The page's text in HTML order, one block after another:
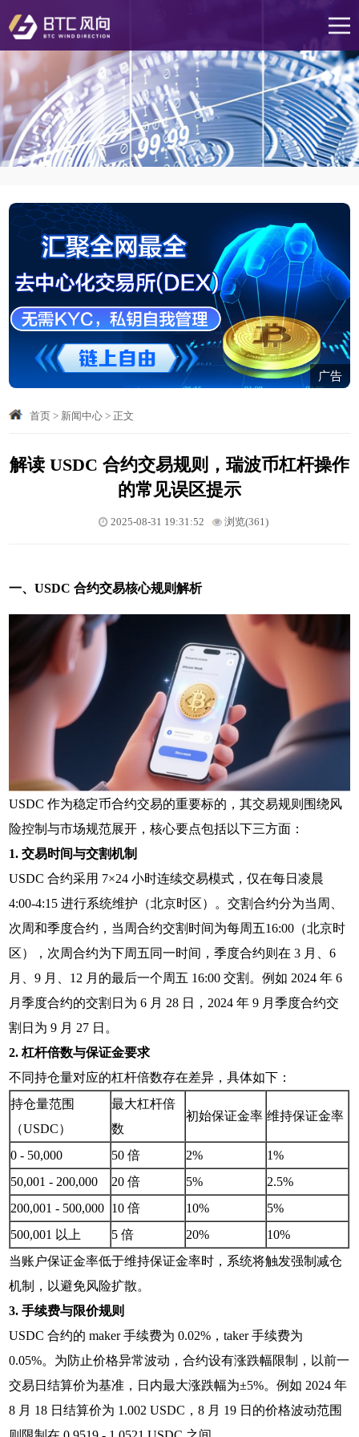
广告
首页> 新闻中心> 正文
解读 USDC 合约交易规则，瑞波币杠杆操作
的常见误区提示
2025-08-31 19:31:52 浏览(361)
一、USDC 合约交易核心规则解析
USDC 作为稳定币合约交易的重要标的，其交易规则围绕风
险控制与市场规范展开，核心要点包括以下三方面：
1. 交易时间与交割机制
USDC 合约采用 7×24 小时连续交易模式，仅在每日凌晨
4:00-4:15 进行系统维护（北京时区）。交割合约分为当周、
次周和季度合约，当周合约交割时间为每周五16:00（北京时
区），次周合约为下周五同一时间，季度合约则在 3 月、6
月、9 月、12 月的最后一个周五 16:00 交割。例如 2024 年 6
月季度合约的交割日为 6 月 28 日，2024 年 9 月季度合约交
割日为 9 月 27 日。
2. 杠杆倍数与保证金要求
不同持仓量对应的杠杆倍数存在差异，具体如下：
持仓量范围
（USDC）
最大杠杆倍
数
初始保证金率 维持保证金率
0 - 50,000 50 倍 2%
1%
50,001 - 200,000
20 倍 5%
2.5%
200,001 - 500,000 10 倍 10%
5%
500,001 以上
5 倍 20%
10%
当账户保证金率低于维持保证金率时，系统将触发强制减仓
机制，以避免风险扩散。
3. 手续费与限价规则
USDC 合约的 maker 手续费为 0.02%，taker 手续费为
0.05%。为防止价格异常波动，合约设有涨跌幅限制，以前一
交易日结算价为基准，日内最大涨跌幅为±5%。例如 2024 年
8 月 18 日结算价为 1.002 USDC，8 月 19 日的价格波动范围